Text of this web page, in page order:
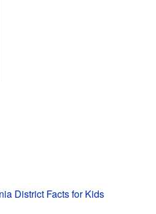
District Facts for Kids